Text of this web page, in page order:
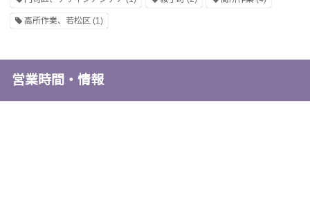
高所作業、若松区 (1)
営業時間・情報